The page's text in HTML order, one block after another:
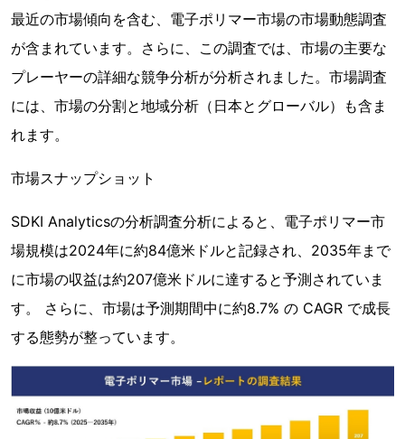
最近の市場傾向を含む、電子ポリマー市場の市場動態調査
が含まれています。さらに、この調査では、市場の主要な
プレーヤーの詳細な競争分析が分析されました。市場調査
には、市場の分割と地域分析（日本とグローバル）も含ま
れます。
市場スナップショット
SDKI Analyticsの分析調査分析によると、電子ポリマー市
場規模は2024年に約84億米ドルと記録され、2035年まで
に市場の収益は約207億米ドルに達すると予測されていま
す。 さらに、市場は予測期間中に約8.7% の CAGR で成長
する態勢が整っています。